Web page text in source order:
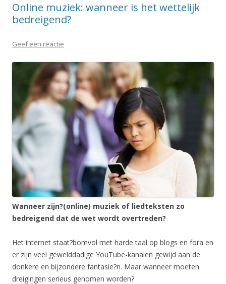
Online muziek: wanneer is het wettelijk
bedreigend?
Geef een reactie
Wanneer zijn?(online) muziek of liedteksten zo
bedreigend dat de wet wordt overtreden?
Het internet staat?bomvol met harde taal op blogs en fora en
er zijn veel gewelddadige YouTube-kanalen gewijd aan de
donkere en bijzondere fantasie?n. Maar wanneer moeten
dreigingen serieus genomen worden?